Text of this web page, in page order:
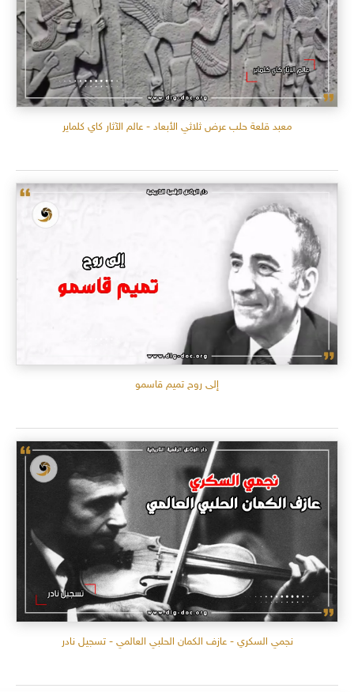
معبد قلعة حلب عرض ثلاثي الأبعاد - عالم الآثار كاي كلماير
إلى روح تميم قاسمو
نجمي السكري - عازف الكمان الحلبي العالمي - تسجيل نادر